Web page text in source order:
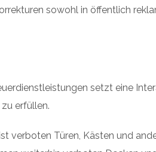
sowohl in öffentlich
setzt eine
erfüllen.
verboten Türen, Kästen und